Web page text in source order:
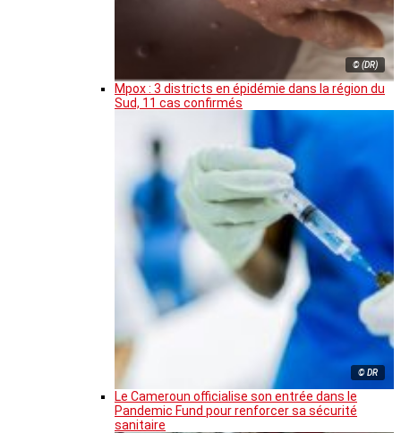
© (DR)
Mpox : 3 districts en épidémie dans la région du
Sud, 11 cas confirmés
© DR
Le Cameroun officialise son entrée dans le
Pandemic Fund pour renforcer sa sécurité
sanitaire